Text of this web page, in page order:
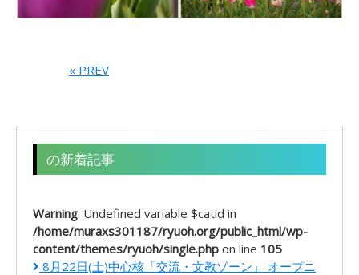
« PREV
の新着記事
Warning: Undefined variable $catid in
/home/muraxs301187/ryuoh.org/public_html/wp-
content/themes/ryuoh/single.php on line 105
8月22日(土)中心核「交流・文教ゾーン」 オープニ